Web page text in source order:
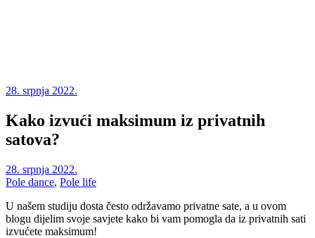
28. srpnja 2022.
Kako izvući maksimum iz privatnih
satova?
28. srpnja 2022.
Pole dance, Pole life
U našem studiju dosta često održavamo privatne sate, a u ovom
blogu dijelim svoje savjete kako bi vam pomogla da iz privatnih sati
izvućete maksimum!